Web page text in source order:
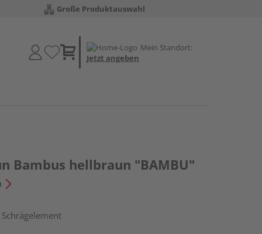
Große Produktauswahl
Mein Standort:
Jetzt angeben
Bambus hellbraun "BAMBU"